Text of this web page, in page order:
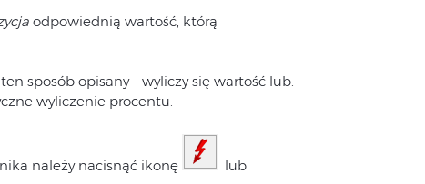
odpowiednią wartość, którą
sposób opisany – wyliczy się wartość lub:
wyliczenie procentu.
należy nacisnąć ikonę
lub